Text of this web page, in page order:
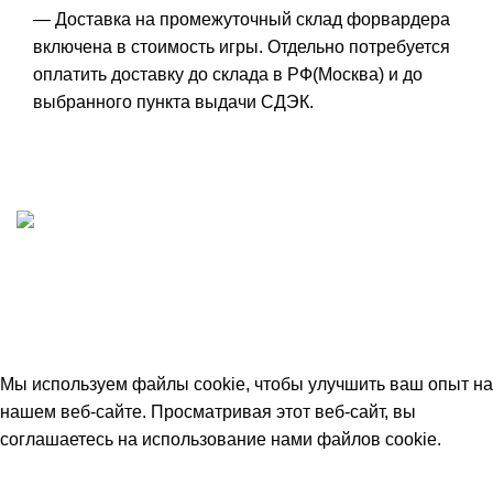
— Доставка на промежуточный склад форвардера
включена в стоимость игры. Отдельно потребуется
оплатить доставку до склада в РФ(Москва) и до
выбранного пункта выдачи СДЭК.
Мы используем файлы cookie, чтобы улучшить ваш опыт на
нашем веб-сайте. Просматривая этот веб-сайт, вы
соглашаетесь на использование нами файлов cookie.